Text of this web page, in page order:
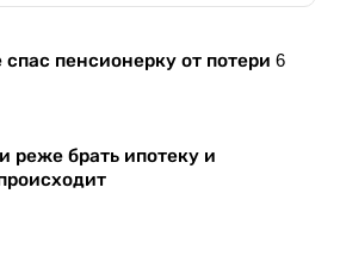
пенсионерку от потери 6
реже брать ипотеку и